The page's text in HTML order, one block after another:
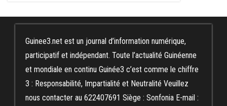
Guinee3.net est un journal d’information numérique,
participatif et indépendant. Toute l’actualité Guinéenne
et mondiale en continu Guinée3 c’est comme le chiffre
3 : Responsabilité, Impartialité et Neutralité Veuillez
nous contacter au 622407691 Siège : Sonfonia E-mail :